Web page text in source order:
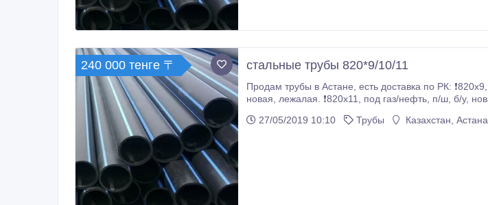
240 000 тенге 〒 стальные трубы 820*9/10/11
Продам трубы в Астане, есть доставка по РК: ❗820х9, под газ/нефть, п/ш, б/у, новая, лежалая. ❗820х10, под газ/нефть, п/ш, б/у,
27/05/2019 10:10
Трубы Казахстан, Астана